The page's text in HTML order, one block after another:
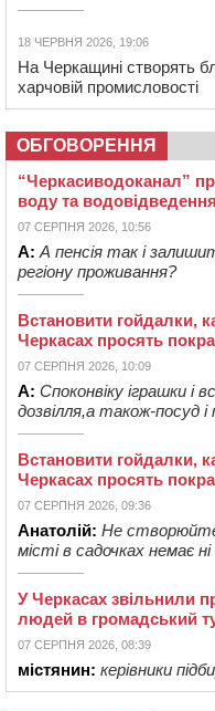
18 ЧЕРВНЯ 2026, 19:06
На Черкащині створять
харчовій промисловості
ОБГОВОРЕННЯ
“Черкасиводоканал”
воду та
07 СЕРПНЯ 2026, 10:56
А: А пенсія так і
регіону проживання?
Встановити гойдалки,
Черкасах просять
07 СЕРПНЯ 2026, 10:09
А: Споконвіку іграшки
дозвілля,а також-посуд і
Встановити гойдалки,
Черкасах просять
07 СЕРПНЯ 2026, 09:36
Анатолій: Не
місті в садочках немає ні
У Черкасах звільнили
людей в громадський
07 СЕРПНЯ 2026, 08:39
містянин: керівники